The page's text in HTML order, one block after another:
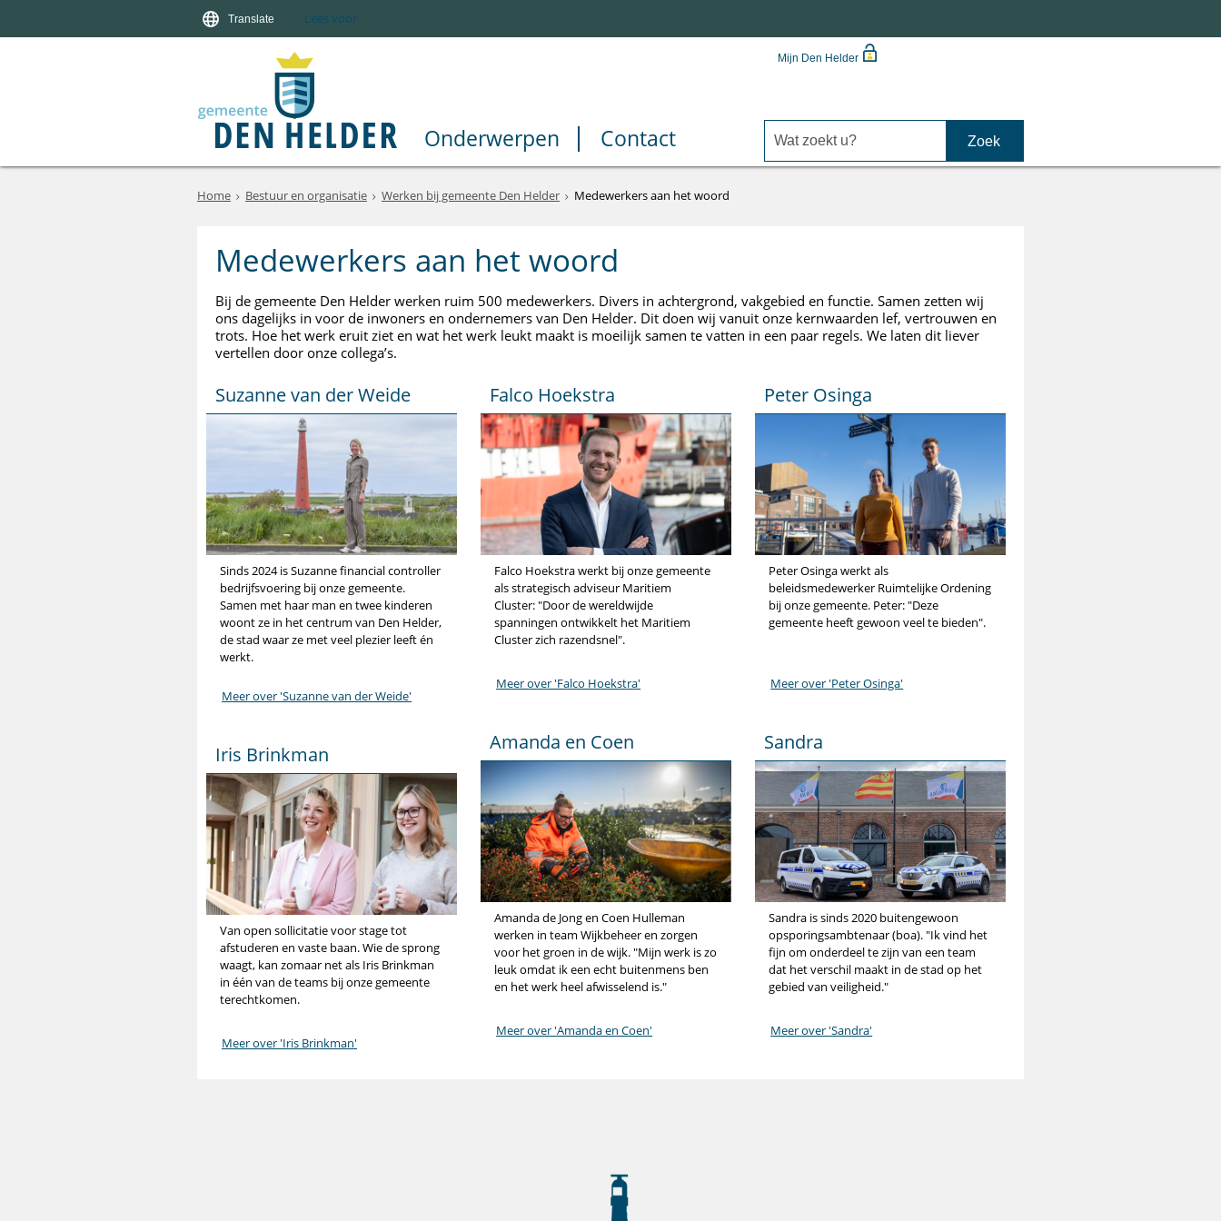
Translate Lees voor
Mijn Den Helder
Onderwerpen Contact
Home Bestuur en organisatie Werken bij gemeente Den Helder Medewerkers aan het woord
Medewerkers aan het woord
Bij de gemeente Den Helder werken ruim 500 medewerkers. Divers in achtergrond, vakgebied en functie. Samen zetten wij
ons dagelijks in voor de inwoners en ondernemers van Den Helder. Dit doen wij vanuit onze kernwaarden lef, vertrouwen en
trots. Hoe het werk eruit ziet en wat het werk leukt maakt is moeilijk samen te vatten in een paar regels. We laten dit liever
vertellen door onze collega’s.
Suzanne van der Weide
Sinds 2024 is Suzanne financial controller
bedrijfsvoering bij onze gemeente.
Samen met haar man en twee kinderen
woont ze in het centrum van Den Helder,
de stad waar ze met veel plezier leeft én
werkt.
Meer over 'Suzanne van der Weide'
Iris Brinkman
Van open sollicitatie voor stage tot
afstuderen en vaste baan. Wie de sprong
waagt, kan zomaar net als Iris Brinkman
in één van de teams bij onze gemeente
terechtkomen.
Meer over 'Iris Brinkman'
Falco Hoekstra
Falco Hoekstra werkt bij onze gemeente
als strategisch adviseur Maritiem
Cluster: "Door de wereldwijde
spanningen ontwikkelt het Maritiem
Cluster zich razendsnel".
Meer over 'Falco Hoekstra'
Amanda en Coen
Amanda de Jong en Coen Hulleman
werken in team Wijkbeheer en zorgen
voor het groen in de wijk. "Mijn werk is zo
leuk omdat ik een echt buitenmens ben
en het werk heel afwisselend is."
Meer over 'Amanda en Coen'
Peter Osinga
Peter Osinga werkt als
beleidsmedewerker Ruimtelijke Ordening
bij onze gemeente. Peter: "Deze
gemeente heeft gewoon veel te bieden".
Meer over 'Peter Osinga'
Sandra
Sandra is sinds 2020 buitengewoon
opsporingsambtenaar (boa). "Ik vind het
fijn om onderdeel te zijn van een team
dat het verschil maakt in de stad op het
gebied van veiligheid."
Meer over 'Sandra'